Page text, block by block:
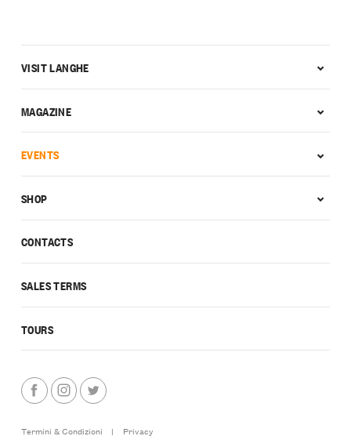
CONTACTS
SALES TERMS
TOURS
VISIT LANGHE
MAGAZINE
EVENTS
SHOP
Termini & Condizioni | Privacy